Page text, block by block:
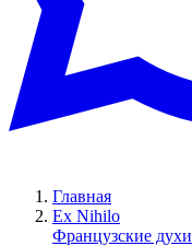
Главная
Ex Nihilo
Французские духи